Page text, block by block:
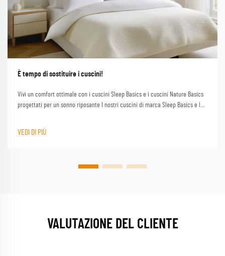
È tempo di sostituire i cuscini!
Vivi un comfort ottimale con i cuscini Sleep Basics e i cuscini Nature Basics
progettati per un sonno riposante I nostri cuscini di marca Sleep Basics e le
VEDI DI PIÙ
VALUTAZIONE DEL CLIENTE